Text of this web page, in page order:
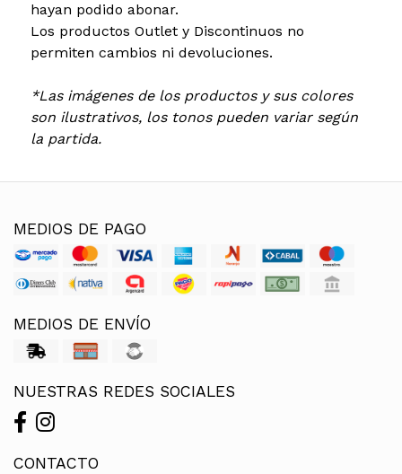
hayan podido abonar.
Los productos Outlet y Discontinuos no
permiten cambios ni devoluciones.
*Las imágenes de los productos y sus colores
son ilustrativos, los tonos pueden variar según
la partida.
MEDIOS DE PAGO
MEDIOS DE ENVÍO
NUESTRAS REDES SOCIALES
CONTACTO